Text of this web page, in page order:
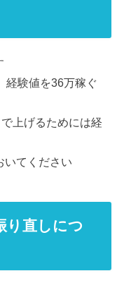
経験値を36万稼ぐ
上げるためには経
いてください
り直しにつ